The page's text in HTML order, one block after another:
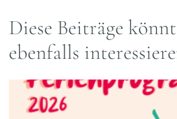
Diese Beiträge
ebenfalls